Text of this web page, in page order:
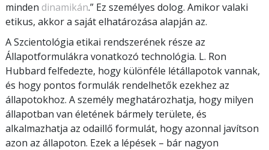
minden dinamikán.” Ez személyes dolog. Amikor valaki
etikus, akkor a saját elhatározása alapján az.
A Szcientológia etikai rendszerének része az
Állapotformulákra vonatkozó technológia. L. Ron
Hubbard felfedezte, hogy különféle létállapotok vannak,
és hogy pontos formulák rendelhetők ezekhez az
állapotokhoz. A személy meghatározhatja, hogy milyen
állapotban van életének bármely területe, és
alkalmazhatja az odaillő formulát, hogy azonnal javítson
azon az állapoton. Ezek a lépések – bár nagyon